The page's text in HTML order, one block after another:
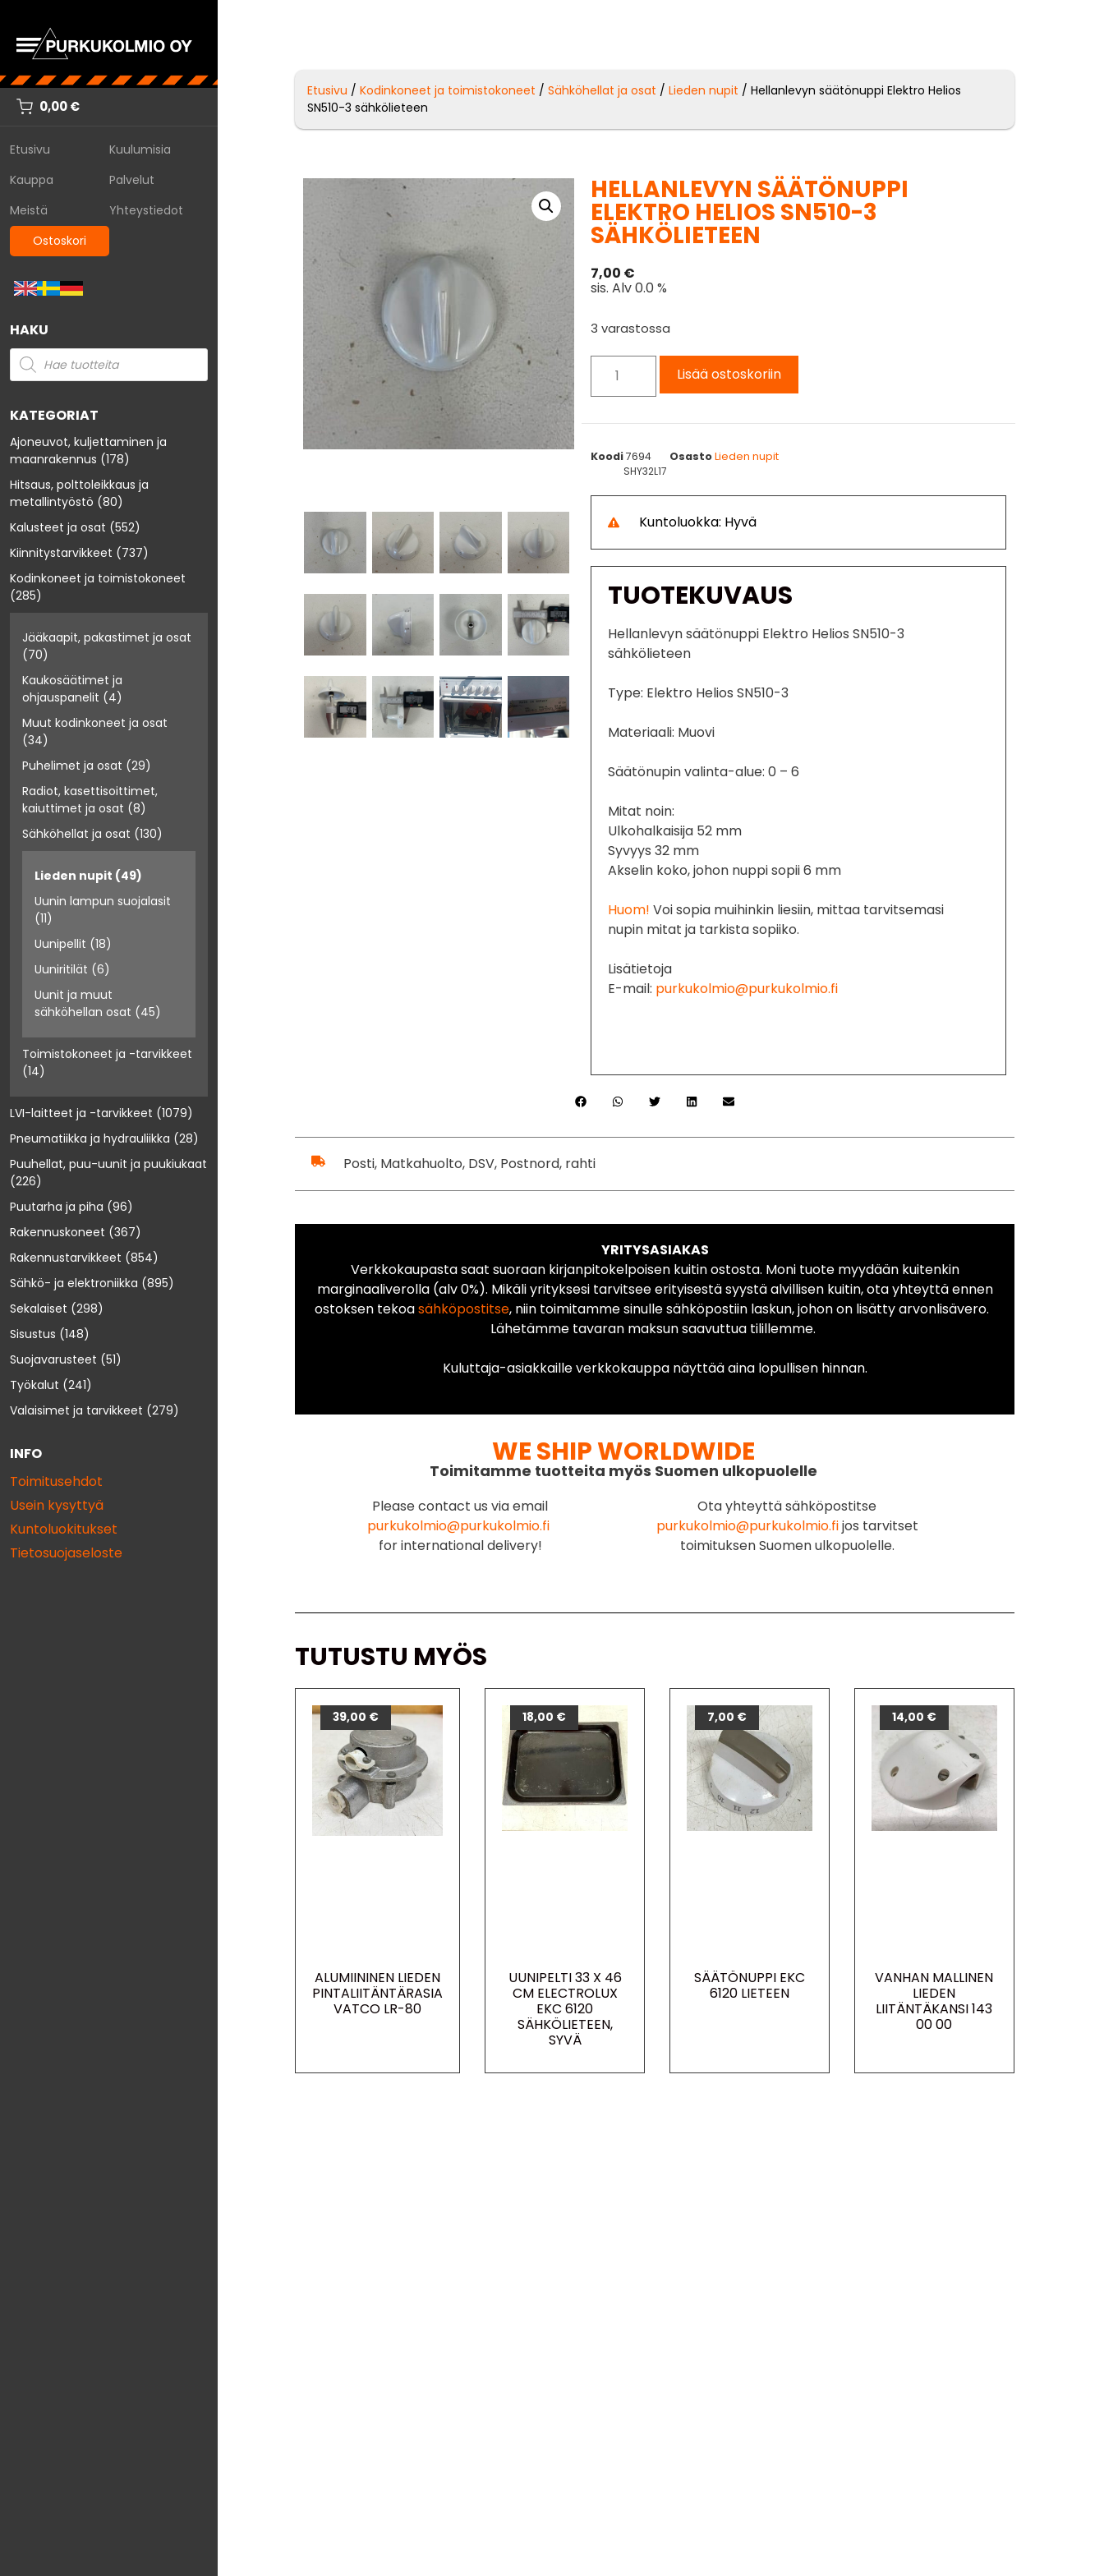
0,00€
Etusivu
Kuulumisia
Kauppa
Palvelut
Meistä
Yhteystiedot
Ostoskori
HAKU
KATEGORIAT
Ajoneuvot, kuljettaminen ja
maanrakennus (178)
Hitsaus, polttoleikkaus ja
metallintyöstö (80)
Kalusteet ja osat (552)
Kiinnitystarvikkeet (737)
Kodinkoneet ja toimistokoneet
(285)
Jääkaapit, pakastimet ja osat
(70)
Kaukosäätimet ja
ohjauspanelit (4)
Muut kodinkoneet ja osat
(34)
Puhelimet ja osat (29)
Radiot, kasettisoittimet,
kaiuttimet ja osat (8)
Sähköhellat ja osat (130)
Lieden nupit (49)
Uunin lampun suojalasit
(11)
Uunipellit (18)
Uuniritilät (6)
Uunit ja muut
sähköhellan osat (45)
Toimistokoneet ja -tarvikkeet
(14)
LVI-laitteet ja -tarvikkeet (1079)
Pneumatiikka ja hydrauliikka (28)
Puuhellat, puu-uunit ja puukiukaat
(226)
Puutarha ja piha (96)
Rakennuskoneet (367)
Rakennustarvikkeet (854)
Sähkö- ja elektroniikka (895)
Sekalaiset (298)
Sisustus (148)
Suojavarusteet (51)
Työkalut (241)
Valaisimet ja tarvikkeet (279)
INFO
Toimitusehdot
Usein kysyttyä
Kuntoluokitukset
Tietosuojaseloste
Etusivu /Kodinkoneet ja toimistokoneet /Sähköhellat ja osat /Lieden nupit / Hellanlevyn säätönuppi Elektro Helios
SN510-3 sähkölieteen
HELLANLEVYN SÄÄTÖNUPPI
ELEKTRO HELIOS SN510-3
SÄHKÖLIETEEN
7,00 €
sis. Alv 0.0 %
3 varastossa
Lisää ostoskoriin
Koodi7694 Osasto Lieden nupit
SHY32L17
Kuntoluokka: Hyvä
TUOTEKUVAUS
Hellanlevyn säätönuppi Elektro Helios SN510-3
sähkölieteen
Type: Elektro Helios SN510-3
Materiaali: Muovi
Säätönupin valinta-alue: 0 – 6
Mitat noin:
Ulkohalkaisija 52 mm
Syvyys 32 mm
Akselin koko, johon nuppi sopii 6 mm
Huom! Voi sopia muihinkin liesiin, mittaa tarvitsemasi
nupin mitat ja tarkista sopiiko.
Lisätietoja
E-mail: purkukolmio@purkukolmio.fi
Posti, Matkahuolto, DSV, Postnord, rahti
YRITYSASIAKAS
Verkkokaupasta saat suoraan kirjanpitokelpoisen kuitin ostosta. Moni tuote myydään kuitenkin
marginaaliverolla (alv 0%). Mikäli yrityksesi tarvitsee erityisestä syystä alvillisen kuitin, ota yhteyttä ennen
ostoksen tekoasähköpostitse, niin toimitamme sinulle sähköpostiin laskun, johon on lisätty arvonlisävero.
Lähetämme tavaran maksun saavuttua tilillemme.
Kuluttaja-asiakkaille verkkokauppa näyttää aina lopullisen hinnan.
WE SHIP WORLDWIDE
Toimitamme tuotteita myös Suomen ulkopuolelle
Please contact us via email
purkukolmio@purkukolmio.fi
for international delivery!
Ota yhteyttä sähköpostitse
purkukolmio@purkukolmio.fijos tarvitset
toimituksen Suomen ulkopuolelle.
TUTUSTU MYÖS
ALUMIININEN LIEDEN
PINTALIITÄNTÄRASIA
VATCO LR-80
39,00 €
UUNIPELTI 33 X 46
CM ELECTROLUX
EKC 6120
SÄHKÖLIETEEN,
SYVÄ
18,00 €
SÄÄTÖNUPPI EKC
6120 LIETEEN
7,00 €
VANHAN MALLINEN
LIEDEN
LIITÄNTÄKANSI 143
00 00
14,00 €